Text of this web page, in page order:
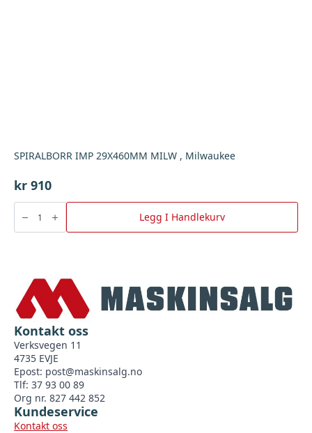
SPIRALBORR IMP 29X460MM MILW , Milwaukee
kr 910
SPIRALBORR
29X460MM
MILW
Legg I Handlekurv
Kontakt oss
Verksvegen 11
4735 EVJE
Epost: post@maskinsalg.no
Tlf: 37 93 00 89
Org nr. 827 442 852
Kundeservice
Kontakt oss